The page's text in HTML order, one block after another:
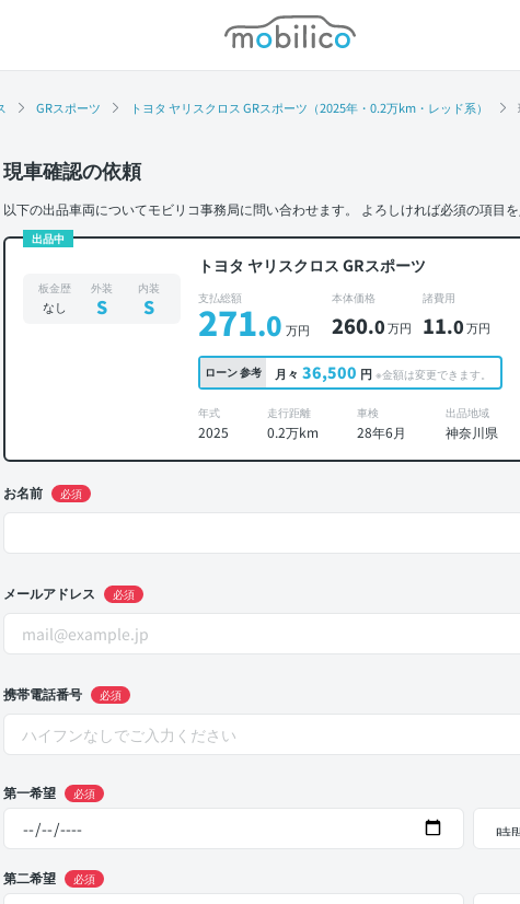
モビリコ
GRスポーツ トヨタ ヤリスクロス GRスポーツ（2025年・0.2万km・レッド系）
現車確認の依頼
以下の出品車両についてモビリコ事務局に問い合わせます。 よろしければ必須の項目
出品中
トヨタ ヤリスクロス GRスポーツ
板金歴
なし
外装
S
内装
S 支払総額
271.0 万円
本体価格
260.0万円
諸費用
11.0万円
ローン参考 月々 36,500 円 ※金額は変更できます。
年式
2025
走行距離
0.2万km
車検
28年6月
出品地域
神奈川県
お名前 必須
メールアドレス 必須
携帯電話番号 必須
第一希望 必須
第二希望 必須